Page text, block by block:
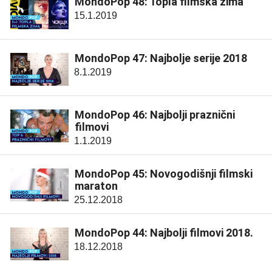
15.1.2019
MondoPop 47: Najbolje serije 2018
8.1.2019
MondoPop 46: Najbolji praznični
filmovi
1.1.2019
MondoPop 45: Novogodišnji filmski
maraton
25.12.2018
MondoPop 44: Najbolji filmovi 2018.
18.12.2018